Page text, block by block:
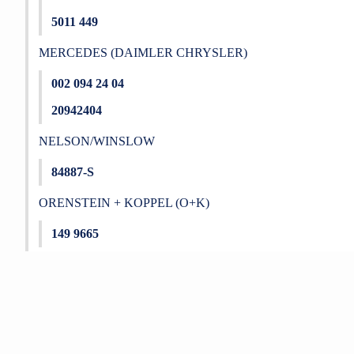
5011 449
MERCEDES (DAIMLER CHRYSLER)
002 094 24 04
20942404
NELSON/WINSLOW
84887-S
ORENSTEIN + KOPPEL (O+K)
149 9665